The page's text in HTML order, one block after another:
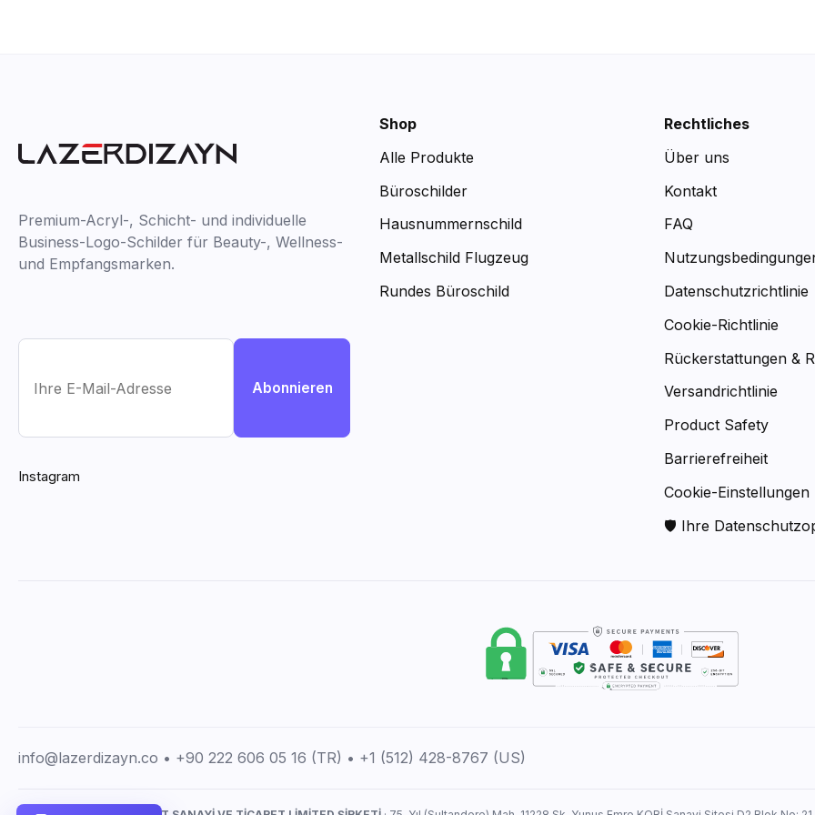
Premium-Acryl-, Schicht- und individuelle
Business-Logo-Schilder für Beauty-, Wellness-
und Empfangsmarken.
Abonnieren
Instagram
Shop
Alle Produkte
Büroschilder
Hausnummernschild
Metallschild Flugzeug
Rundes Büroschild
Rechtliches
Über uns
Kontakt
FAQ
Datenschutzrichtlinie
Cookie-Richtlinie
Rückerstattungen &
Versandrichtlinie
Product Safety
Barrierefreiheit
Cookie-Einstellungen
🛡 Ihre
info@lazerdizayn.co • +90 222 606 05 16 (TR) • +1 (512) 428-8767 (US)